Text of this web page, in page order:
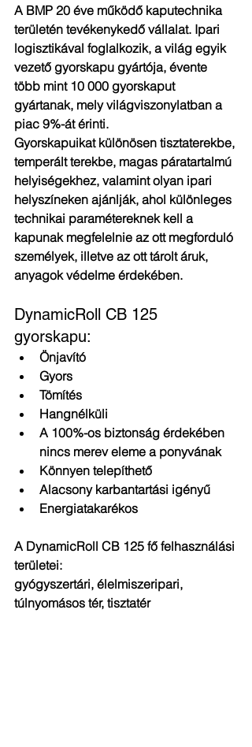
A BMP 20 éve működő kaputechnika
területén tevékenykedő vállalat. Ipari
logisztikával foglalkozik, a világ egyik
vezető gyorskapu gyártója, évente
több mint 10 000 gyorskaput
gyártanak, mely világviszonylatban a
piac 9%-át érinti.
Gyorskapuikat különösen tisztaterekbe,
temperált terekbe, magas páratartalmú
helyiségekhez, valamint olyan ipari
helyszíneken ajánlják, ahol különleges
technikai paramétereknek kell a
kapunak megfelelnie az ott megforduló
személyek, illetve az ott tárolt áruk,
anyagok védelme érdekében.
DynamicRoll CB 125
gyorskapu:
Önjavító
Gyors
Tömítés
Hangnélküli
A 100%-os biztonság érdekében
nincs merev eleme a ponyvának
Könnyen telepíthető
Alacsony karbantartási igényű
Energiatakarékos
A DynamicRoll CB 125 fő felhasználási
területei:
gyógyszertári, élelmiszeripari,
túlnyomásos tér, tisztatér